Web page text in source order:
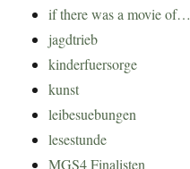
if there was a movie of…
jagdtrieb
kinderfuersorge
kunst
leibesuebungen
lesestunde
MGS4 Finalisten